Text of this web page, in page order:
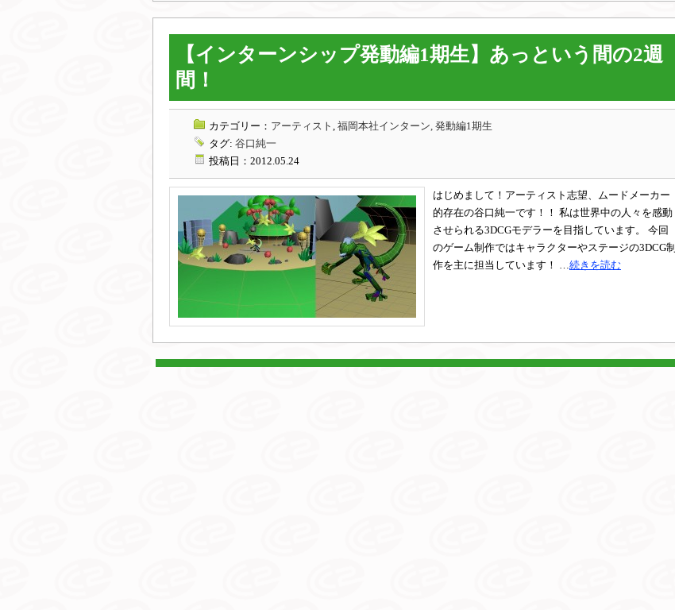
【インターンシップ発動編1期生】あっという間の2週
間！
カテゴリー： アーティスト , 福岡本社インターン, 発動編1期生
タグ: 谷口純一
投稿日：2012.05.24
はじめまして！アーティスト志望、ムードメーカー
的存在の谷口純一です！！ 私は世界中の人々を感動
させられる3DCGモデラーを目指しています。 今回
のゲーム制作ではキャラクターやステージの3DCG制
作を主に担当しています！ …続きを読む